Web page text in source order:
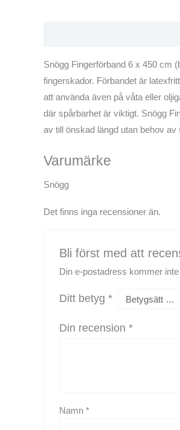
Snögg Fingerförband 6 x 450 cm
fingerskador. Förbandet är
att använda även på våta eller
där spårbarhet är viktigt. Snögg
av till önskad längd utan behov
Varumärke
Snögg
Det finns inga recensioner än.
Bli först med att
Din e-postadress kommer
Ditt betyg*
Din recension*
Namn*